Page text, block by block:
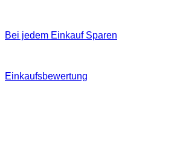
Bei jedem Einkauf Sparen
Einkaufsbewertung